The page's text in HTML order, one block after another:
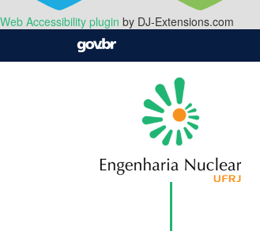
Web Accessibility plugin by DJ-Extensions.com